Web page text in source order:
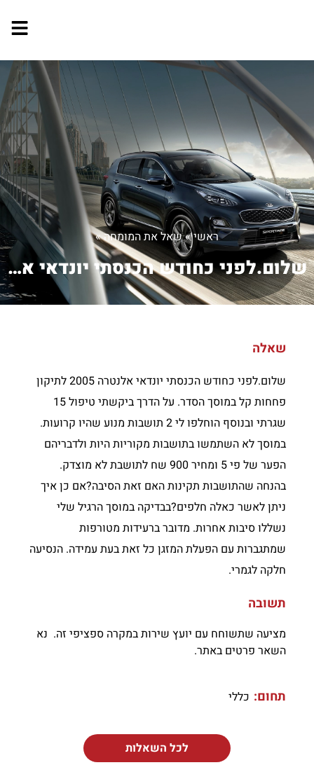
ראשי»שאל את המומחה»
שלום.לפני כחודש הכנסתי יונדאי אלנטרה...
שאלה
שלום.לפני כחודש הכנסתי יונדאי אלנטרה 2005 לתיקון
פחחות קל במוסך הסדר. על הדרך ביקשתי טיפול 15
שגרתי ובנוסף הוחלפו לי 2 תושבות מנוע שהיו קרועות.
במוסך לא השתמשו בתושבות מקוריות היות ולדבריהם
הפער של פי 5 ומחיר 900 שח לתושבת לא מוצדק.
בהנחה שהתושבות תקינות האם זאת הסיבה?אם כן איך
ניתן לאשר כאלה חלפים?בבדיקה במוסך הרגיל שלי
נשללו סיבות אחרות. מדובר ברעידות מטורפות
שמתגברות עם הפעלת המזגן כל זאת בעת עמידה. הנסיעה
חלקה לגמרי.
תשובה
מציעה שתשוחח עם יועץ שירות במקרה ספציפי זה. נא
השאר פרטים באתר.
תחום: כללי
לכל השאלות